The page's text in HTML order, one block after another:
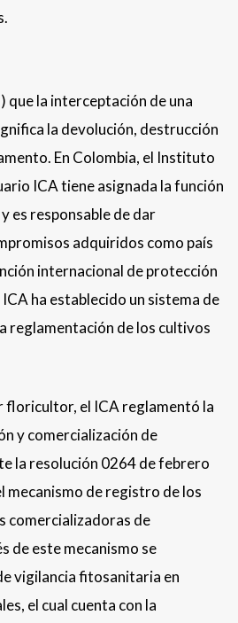
que la interceptación de una
la devolución, destrucción
En Colombia, el Instituto
ICA tiene asignada la función
es responsable de dar
adquiridos como país
internacional de protección
ha establecido un sistema de
reglamentación de los cultivos
floricultor, el ICA reglamentó la
y comercialización de
la resolución 0264 de febrero
mecanismo de registro de los
comercializadoras de
de este mecanismo se
vigilancia fitosanitaria en
el cual cuenta con la